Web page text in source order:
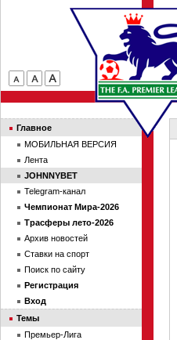
Главное
МОБИЛЬНАЯ ВЕРСИЯ
Лента
JOHNNYBET
Telegram-канал
Чемпионат Мира-2026
Трасферы лето-2026
Архив новостей
Ставки на спорт
Поиск по сайту
Регистрация
Вход
Темы
Премьер-Лига